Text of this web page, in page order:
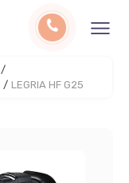
/
/ LEGRIA HF G25